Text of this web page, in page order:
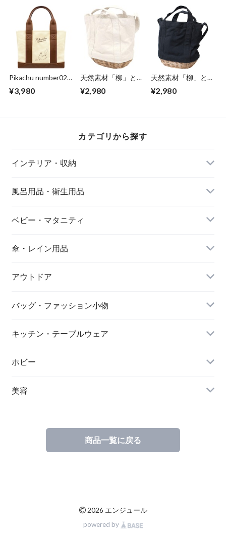
ング生地 ピカチュ
ウがプリントされた
ネームでトレンド感
UP 丈夫でしっかり
A4サイズにも対応
のたっぷり収納 マ
チあり 肩かけらく
らく エンプレット
ベール
デザイン ピカチュ
ウの刺繍ロゴが大人
カワイイ 丈夫でし
っかり A4サイズに
も対応のたっぷり収
納 マチあり 肩かけ
らくらく エンプレ
ットベール
ップ キルティング
生地 ピカチュウが
プリントされたネー
ムでトレンド感UP
丈夫でしっかり 仕
切りで3部屋に分か
れていて収納しやす
い エンプレットベ
ール
Pikachu number025
トバッグ 幅30×マチ
やすい エンプレッ
¥3,980
天然素材「柳」とキ
ショルダーバッグ
ン 軽量で使いやす
¥2,980
天然素材「柳」とキ
ショルダーバッグ
¥2,980
カテゴリから探す
インテリア・収納
風呂用品・衛生用品
ベビー・マタニティ
傘・レイン用品
アウトドア
バッグ・ファッション小物
キッチン・テーブルウェア
ホビー
美容
商品一覧に戻る
© 2026 エンジュール
powered by